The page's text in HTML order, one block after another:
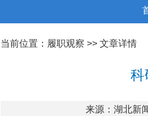
当前位置： 履职观察 >> 文章详情
科
来源：湖北新